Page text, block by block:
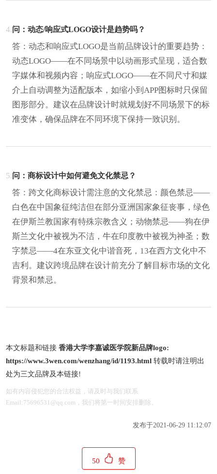
4.问：动态/响应式LOGO设计是趋势吗？
答：动态和响应式LOGO是当前品牌设计的重要趋势：
动态LOGO——在不同场景中以动画形式呈现，适合数
字媒体和视频内容；响应式LOGO——在不同尺寸和媒
介上自动调整为适配版本，如缩小到APP图标时只保留
图形部分。建议在品牌设计时就规划好不同场景下的标
准变体，确保品牌在不同环境下保持一致识别。
5.问：商标设计中如何避免文化禁忌？
答：跨文化商标设计需注意的文化禁忌：颜色禁忌——
白色在中国象征纯洁但在部分亚洲国家象征丧事，绿色
在伊斯兰教国家有特殊宗教含义；动物禁忌——狗在伊
斯兰文化中被视为不洁，牛在印度教中被视为神圣；数
字禁忌——4在东亚文化中谐音死，13在西方文化中不
吉利。建议跨境品牌在设计前充分了解目标市场的文化
背景和禁忌。
本文标题和链接 香港大学李嘉诚医学院新品牌logo:
https://www.3wen.com/wenzhang/id/1193.html 转载时请注明出
处为三文品牌及本链接!
如有内容侵犯您的合法权益，请及时与我们联系
Email:75696531@qq.com，我们将第一时间安排删除。
发布于2021-06-29 11:12:07
50 赞